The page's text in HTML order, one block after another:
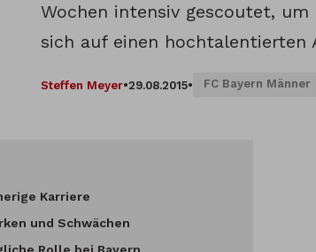
Wochen intensiv gescoutet, um
sich auf einen hochtalentierten
Steffen Meyer•29.08.2015• FC Bayern Männer
Karriere
und Schwächen